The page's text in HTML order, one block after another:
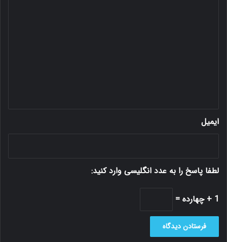
ایمیل
لطفا پاسخ را به عدد انگلیسی وارد کنید:
1 + چهارده =